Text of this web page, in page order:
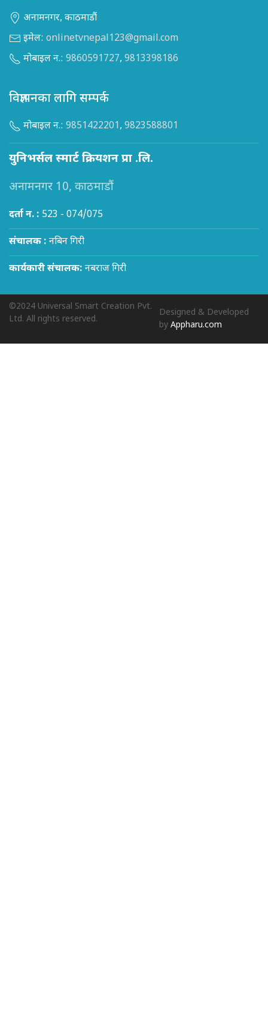
अनामनगर, काठमाडौं
इमेल: onlinetvnepal123@gmail.com
मोबाइल न.: 9860591727, 9813398186
विज्ञापनका लागि सम्पर्क
मोबाइल न.: 9851422201, 9823588801
युनिभर्सल स्मार्ट क्रियशन प्रा .लि.
अनामनगर 10, काठमाडौं
दर्ता न. : 523 - 074/075
संचालक : नबिन गिरी
कार्यकारी संचालक: नबराज गिरी
©2024 Universal Smart Creation Pvt.
Ltd. All rights reserved.
Designed & Developed
byAppharu.com